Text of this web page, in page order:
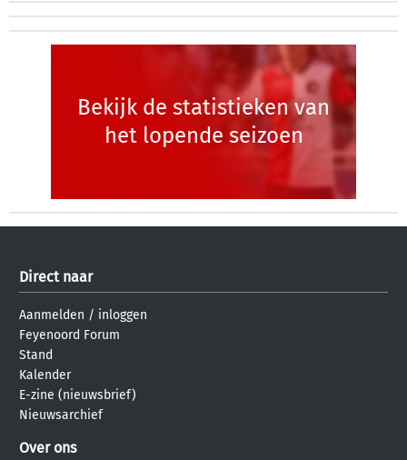
Bekijk de statistieken van
het lopende seizoen
Direct naar
Aanmelden / inloggen
Feyenoord Forum
Stand
Kalender
E-zine (nieuwsbrief)
Nieuwsarchief
Over ons